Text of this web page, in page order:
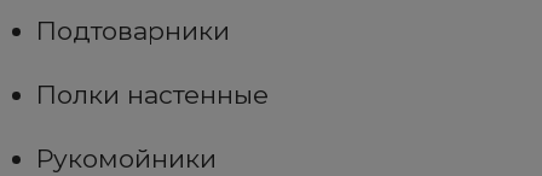
Подтоварники
Полки настенные
Рукомойники